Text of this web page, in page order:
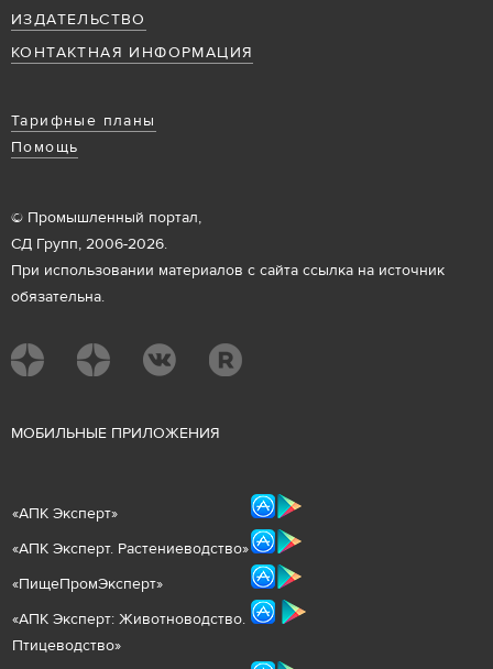
ИЗДАТЕЛЬСТВО
КОНТАКТНАЯ ИНФОРМАЦИЯ
Тарифные планы
Помощь
© Промышленный портал,
СД Групп, 2006-2026.
При использовании материалов с сайта ссылка на источник
обязательна.
МОБИЛЬНЫЕ ПРИЛОЖЕНИЯ
«АПК Эксперт»
«АПК Эксперт. Растениеводство»
«ПищеПромЭксперт»
«АПК Эксперт: Животноводство.
Птицеводство»